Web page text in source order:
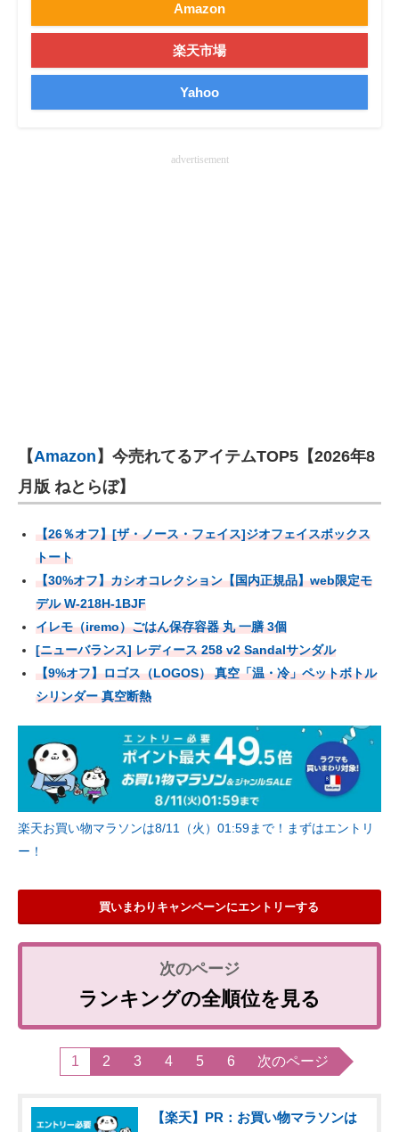
Amazon
楽天市場
Yahoo
advertisement
【Amazon 】今売れてるアイテムTOP5【2026年8
月版 ねとらぼ】
【26％オフ】[ザ・ノース・フェイス]ジオフェイスボックス
トート
【30%オフ】カシオコレクション【国内正規品】web限定モ
デル W-218H-1BJF
イレモ（iremo）ごはん保存容器 丸 一膳 3個
[ニューバランス] レディース 258 v2 Sandalサンダル
【9%オフ】ロゴス（LOGOS） 真空「温・冷」ペットボトル
シリンダー 真空断熱
楽天お買い物マラソンは8/11（火）01:59まで！まずはエントリ
ー！
買いまわりキャンペーンにエントリーする
ランキングの全順位を見る
1 2 3 4 5 6 次のページ
【楽天】PR：お買い物マラソンは